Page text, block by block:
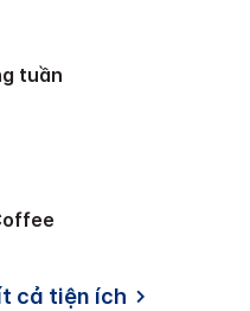
tuần
cả tiện ích